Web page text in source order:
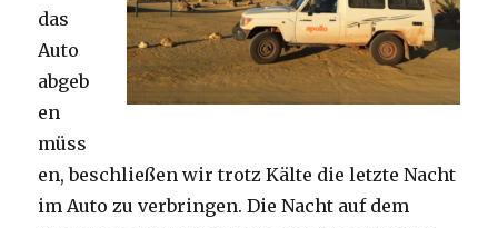
das
Auto
abgeb
en
müss
en, beschließen wir trotz Kälte die letzte Nacht
im Auto zu verbringen. Die Nacht auf dem